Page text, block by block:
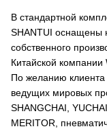
В стандартной
SHANTUI оснащены
собственного
Китайской компании
По желанию клиента
ведущих мировых
SHANGCHAI,
MERITOR,